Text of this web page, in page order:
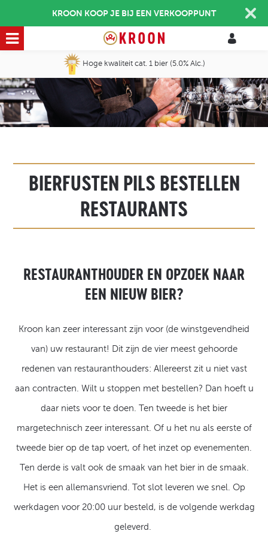
KROON KOOP JE BIJ EEN VERKOOPPUNT
Hoge kwaliteit cat. 1 bier (5.0% Alc.)
BIERFUSTEN PILS BESTELLEN
RESTAURANTS
RESTAURANTHOUDER EN OPZOEK NAAR
EEN NIEUW BIER?
Kroon kan zeer interessant zijn voor (de winstgevendheid
van) uw restaurant! Dit zijn de vier meest gehoorde
redenen van restauranthouders: Allereerst zit u niet vast
aan contracten. Wilt u stoppen met bestellen? Dan hoeft u
daar niets voor te doen. Ten tweede is het bier
margetechnisch zeer interessant. Of u het nu als eerste of
tweede bier op de tap voert, of het inzet op evenementen.
Ten derde is valt ook de smaak van het bier in de smaak.
Het is een allemansvriend. Tot slot leveren we snel. Op
werkdagen voor 20:00 uur besteld, is de volgende werkdag
geleverd.